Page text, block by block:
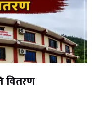
वितरण